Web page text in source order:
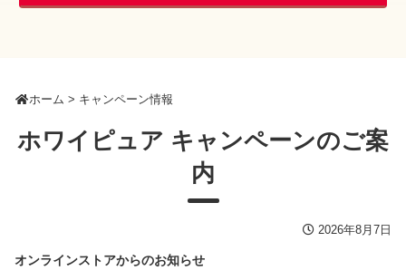
ホーム > キャンペーン情報
ホワイピュア キャンペーンのご案
内
2026年8月7日
オンラインストアからのお知らせ